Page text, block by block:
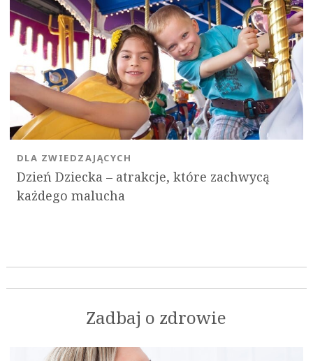
Dzień Dziecka – atrakcje, które zachwycą
każdego malucha
DLA ZWIEDZAJĄCYCH
Zadbaj o zdrowie